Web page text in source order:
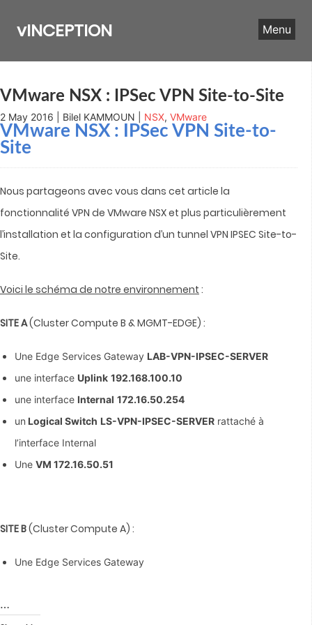
content
vINCEPTION Menu
VMware NSX : IPSec VPN Site-to-Site
2 May 2016 | Bilel KAMMOUN | NSX, VMware
VMware NSX : IPSec VPN Site-to-
Site
Nous partageons avec vous dans cet article la
fonctionnalité VPN de VMware NSX et plus particulièrement
l’installation et la configuration d’un tunnel VPN IPSEC Site-to-
Site.
Voici le schéma de notre environnement :
SITE A(Cluster Compute B & MGMT-EDGE) :
Une Edge Services Gateway LAB-VPN-IPSEC-SERVER
une interface Uplink 192.168.100.10
une interface Internal 172.16.50.254
un Logical Switch LS-VPN-IPSEC-SERVER rattaché à
l’interface Internal
UneVM 172.16.50.51
SITE B(Cluster Compute A) :
Une Edge Services Gateway
…